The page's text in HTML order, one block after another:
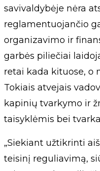
savivaldybėje nėra
reglamentuojančio
organizavimo ir
garbės piliečiai
retai kada kituose, o
Tokiais atvejais
kapinių tvarkymo ir
taisyklėmis bei
„Siekiant užtikrinti
teisinį reguliavimą,